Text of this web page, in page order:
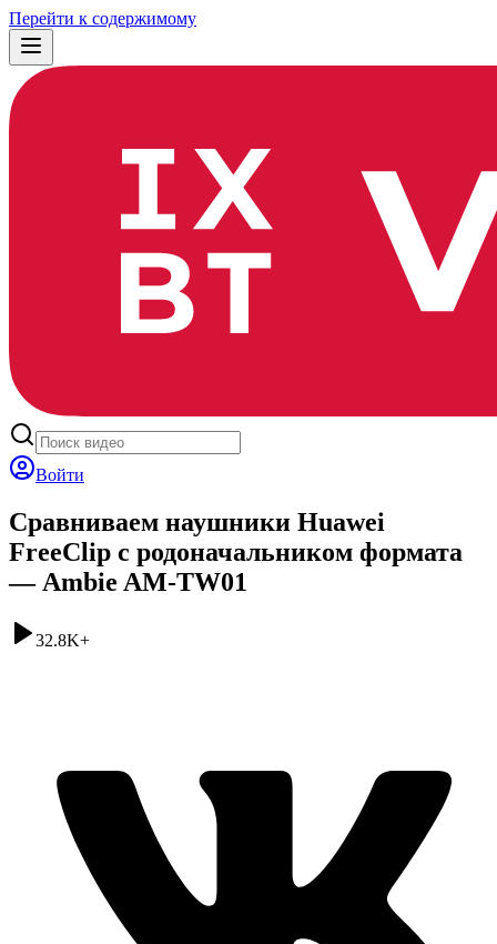
Перейти к содержимому
Войти
Сравниваем наушники Huawei
FreeClip с родоначальником формата
— Ambie AM-TW01
32.8K+